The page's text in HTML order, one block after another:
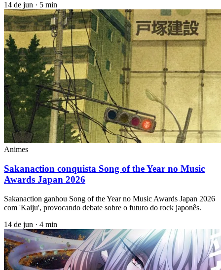
14 de jun · 5 min
Animes
Sakanaction conquista Song of the Year no Music
Awards Japan 2026
Sakanaction ganhou Song of the Year no Music Awards Japan 2026
com 'Kaiju', provocando debate sobre o futuro do rock japonês.
14 de jun · 4 min